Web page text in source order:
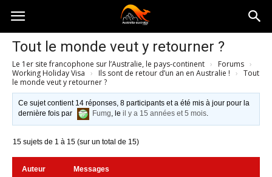
Australia-
australie.com
Tout le monde veut y retourner ?
Le 1er site francophone sur l’Australie, le pays-continent › Forums ›
Working Holiday Visa › Ils sont de retour d’un an en Australie ! › Tout
le monde veut y retourner ?
Ce sujet contient 14 réponses, 8 participants et a été mis à jour pour la
dernière fois par
Fumg, leil y a 15 années et 5 mois.
15 sujets de 1 à 15 (sur un total de 15)
Auteur Messages